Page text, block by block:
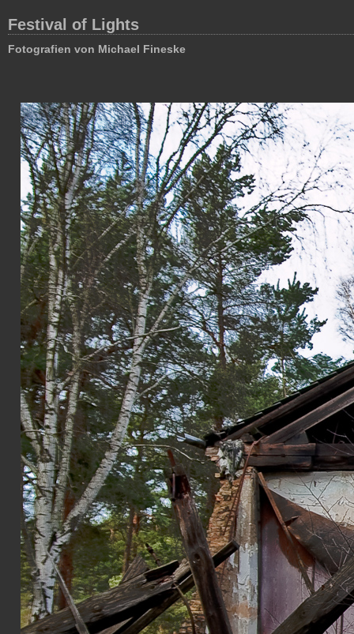
Festival of Lights
Fotografien von Michael Fineske